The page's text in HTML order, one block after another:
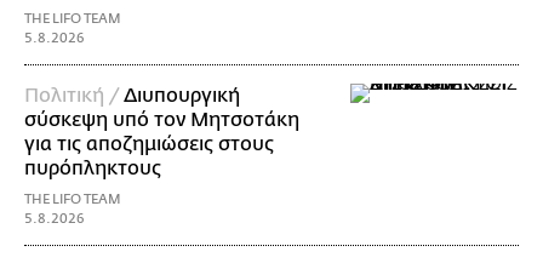
THE LIFO TEAM
5.8.2026
Πολιτική /Διυπουργική
σύσκεψη υπό τον Μητσοτάκη
για τις αποζημιώσεις στους
πυρόπληκτους
THE LIFO TEAM
5.8.2026